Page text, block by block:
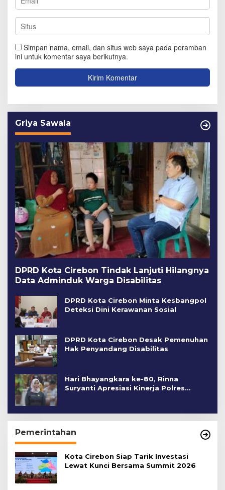
Simpan nama, email, dan situs web saya pada peramban
ini untuk komentar saya berikutnya.
Griya Sawala
DPRD Kota Cirebon Tindak Lanjuti Hilangnya
Data Adminduk Warga Disabilitas
DPRD Kota Cirebon Minta Kesbangpol
Deteksi Dini Kerawanan Sosial
DPRD Kota Cirebon Desak Pemenuhan
Hak Penyandang Disabilitas
Hari Bhayangkara ke-80, Rinna
Suryanti Apresiasi Kinerja Polres
Pemerintahan
Kota Cirebon Siap Tarik Investasi
Lewat Kunci Bersama Summit 2026